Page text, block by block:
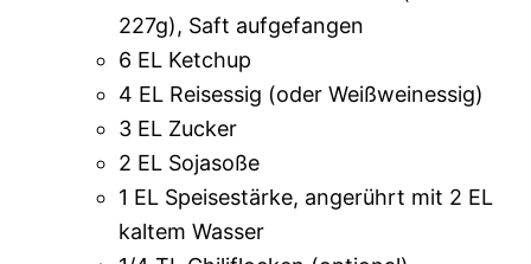
227g), Saft aufgefangen
6 EL Ketchup
4 EL Reisessig (oder Weißweinessig)
3 EL Zucker
2 EL Sojasoße
1 EL Speisestärke, angerührt mit 2 EL
kaltem Wasser